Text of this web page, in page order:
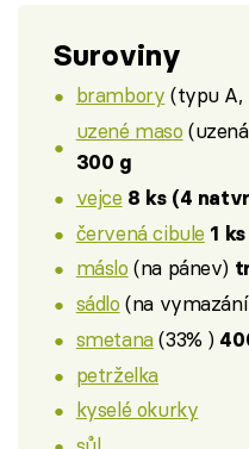
Suroviny
brambory (typu A,
uzené maso
300 g
vejce 8 ks (4
červená cibule 1 ks
máslo (na pánev)
sádlo (na
smetana(33% )
petrželka
kyselé okurky